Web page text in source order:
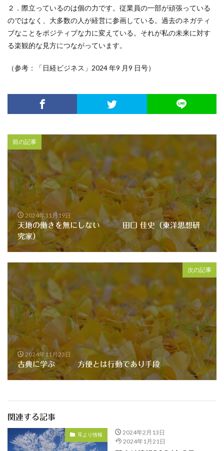
２．際立っているのは個の力です。従業員の一部が頑張っている
のではなく、大多数の人が経営に参画している。過去のネガティ
ブなことをポジティブな力に変えている。それが私の未来に対す
る楽観的な見方につながっています。
（参考：「日経ビジネス」2024 年9 月9 日号）
前の記事
2024年11月19日
天地の働きを無にしない 田口 佳史（東洋思想研
究家）
次の記事
2024年11月23日
古典に学ぶ 方便とは行動であり手段
関連する記事
耳より情報
2024年2月13日
2024年1月21日